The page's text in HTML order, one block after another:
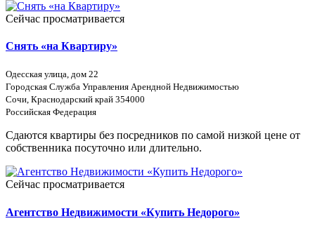
Сейчас просматривается
Снять «на Квартиру»
Одесская улица, дом 22
Городская Служба Управления Арендной Недвижимостью
Сочи, Краснодарский край 354000
Российская Федерация
Сдаются квартиры без посредников по самой низкой цене от
собственника посуточно или длительно.
Сейчас просматривается
Агентство Недвижимости «Купить Недорого»